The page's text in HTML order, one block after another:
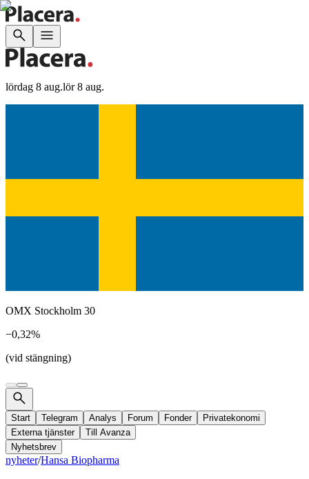
lördag 8 aug.lör 8 aug.
OMX Stockholm 30
−0,32%
(vid stängning)
Start Telegram Analys Forum Fonder
Privatekonomi
Externa tjänster
Till Avanza
Nyhetsbrev
nyheter/Hansa Biopharma